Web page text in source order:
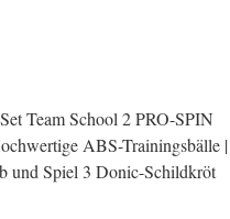
Team School 2 PRO-SPIN
ABS-Trainingsbälle |
und Spiel 3 Donic-Schildkröt